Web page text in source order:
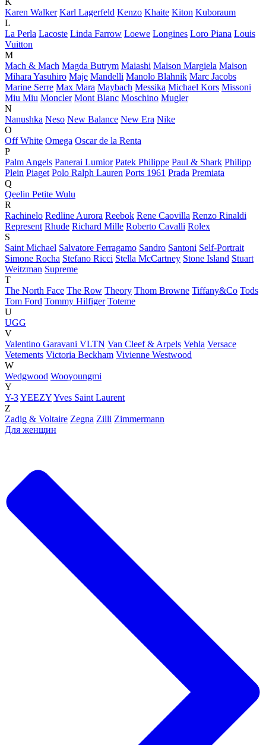
Karen Walker Karl Lagerfeld Kenzo Khaite Kiton Kuboraum
L
La Perla Lacoste Linda Farrow Loewe Longines Loro Piana Louis
Vuitton
M
Mach & Mach Magda Butrym Maiashi Maison Margiela Maison
Mihara Yasuhiro Maje Mandelli Manolo Blahnik Marc Jacobs
Marine Serre Max Mara Maybach Messika Michael Kors Missoni
Miu Miu Moncler Mont Blanc Moschino Mugler
N
Nanushka Neso New Balance New Era Nike
O
Off White Omega Oscar de la Renta
P
Palm Angels Panerai Lumior Patek Philippe Paul & Shark Philipp
Plein Piaget Polo Ralph Lauren Ports 1961 Prada Premiata
Q
Qeelin Petite Wulu
R
Rachinelo Redline Aurora Reebok Rene Caovilla Renzo Rinaldi
Represent Rhude Richard Mille Roberto Cavalli Rolex
S
Saint Michael Salvatore Ferragamo Sandro Santoni Self-Portrait
Simone Rocha Stefano Ricci Stella McCartney Stone Island Stuart
Weitzman Supreme
T
The North Face The Row Theory Thom Browne Tiffany&Co Tods
Tom Ford Tommy Hilfiger Toteme
U
UGG
V
Valentino Garavani VLTN Van Cleef & Arpels Vehla Versace
Vetements Victoria Beckham Vivienne Westwood
W
Wedgwood Wooyoungmi
Y
Y-3YEEZYYves Saint Laurent
Z
Zadig & Voltaire Zegna Zilli Zimmermann
Для женщин